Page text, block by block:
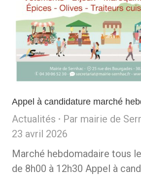
Appel à candidature marché
Actualités Par mairie de
23 avril 2026
Marché hebdomadaire tous
de 8h00 à 12h30 Appel à